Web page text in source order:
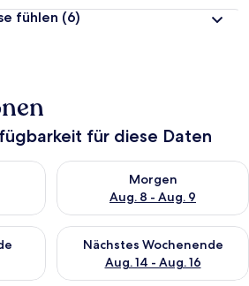
fühlen (6)
für diese Daten
für heute Nacht, Aug. 7 - Aug. 8.
Morgen
Aug. 8 - Aug. 9
Überprüfe die Verfügbarkeit
für dieses Wochenende, Aug. 7
Nächstes Wochenende
Aug. 14 - Aug. 16
Überprüfe die Verfügbarkeit